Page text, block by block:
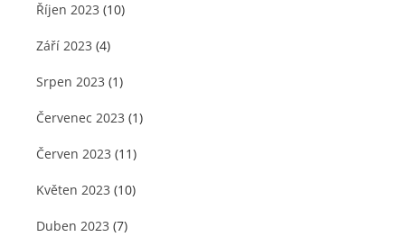
Říjen 2023 (10)
Září 2023 (4)
Srpen 2023 (1)
Červenec 2023 (1)
Červen 2023 (11)
Květen 2023 (10)
Duben 2023 (7)